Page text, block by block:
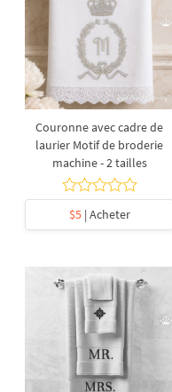
Couronne avec cadre de
laurier Motif de broderie
machine - 2 tailles
$5| Acheter